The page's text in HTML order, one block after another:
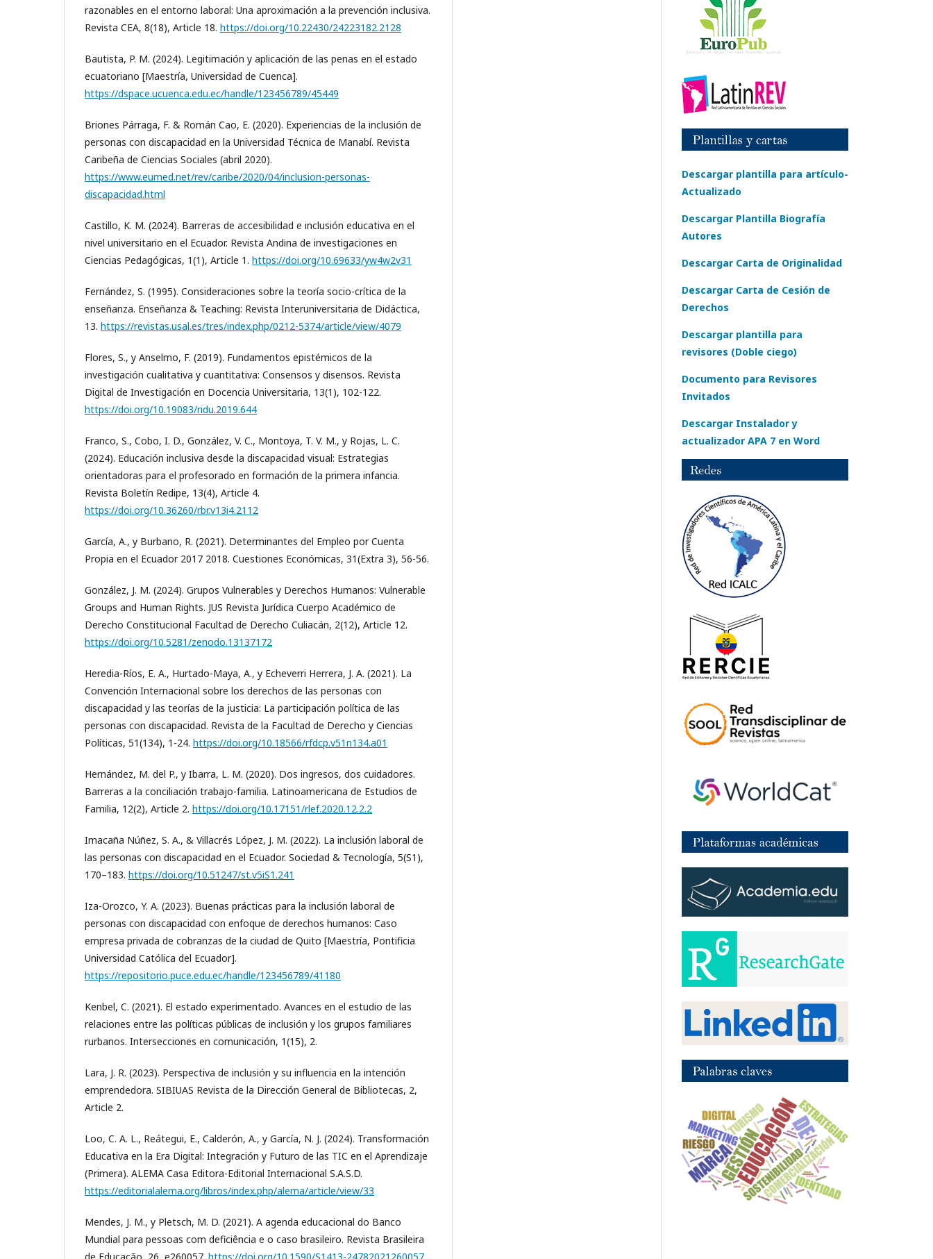
razonables en el entorno laboral: Una aproximación a la prevención inclusiva.
Revista CEA, 8(18), Article 18. https://doi.org/10.22430/24223182.2128
Bautista, P. M. (2024). Legitimación y aplicación de las penas en el estado
ecuatoriano [Maestría, Universidad de Cuenca].
https://dspace.ucuenca.edu.ec/handle/123456789/45449
Briones Párraga, F. & Román Cao, E. (2020). Experiencias de la inclusión de
personas con discapacidad en la Universidad Técnica de Manabí. Revista
Caribeña de Ciencias Sociales (abril 2020).
https://www.eumed.net/rev/caribe/2020/04/inclusion-personas-
discapacidad.html
Castillo, K. M. (2024). Barreras de accesibilidad e inclusión educativa en el
nivel universitario en el Ecuador. Revista Andina de investigaciones en
Ciencias Pedagógicas, 1(1), Article 1. https://doi.org/10.69633/yw4w2v31
Fernández, S. (1995). Consideraciones sobre la teoría socio-crítica de la
enseñanza. Enseñanza & Teaching: Revista Interuniversitaria de Didáctica,
13. https://revistas.usal.es/tres/index.php/0212-5374/article/view/4079
Flores, S., y Anselmo, F. (2019). Fundamentos epistémicos de la
investigación cualitativa y cuantitativa: Consensos y disensos. Revista
Digital de Investigación en Docencia Universitaria, 13(1), 102-122.
https://doi.org/10.19083/ridu.2019.644
Franco, S., Cobo, I. D., González, V. C., Montoya, T. V. M., y Rojas, L. C.
(2024). Educación inclusiva desde la discapacidad visual: Estrategias
orientadoras para el profesorado en formación de la primera infancia.
Revista Boletín Redipe, 13(4), Article 4.
https://doi.org/10.36260/rbr.v13i4.2112
García, A., y Burbano, R. (2021). Determinantes del Empleo por Cuenta
Propia en el Ecuador 2017 2018. Cuestiones Económicas, 31(Extra 3), 56-56.
González, J. M. (2024). Grupos Vulnerables y Derechos Humanos: Vulnerable
Groups and Human Rights. JUS Revista Jurídica Cuerpo Académico de
Derecho Constitucional Facultad de Derecho Culiacán, 2(12), Article 12.
https://doi.org/10.5281/zenodo.13137172
Heredia-Ríos, E. A., Hurtado-Maya, A., y Echeverri Herrera, J. A. (2021). La
Convención Internacional sobre los derechos de las personas con
discapacidad y las teorías de la justicia: La participación política de las
personas con discapacidad. Revista de la Facultad de Derecho y Ciencias
Políticas, 51(134), 1-24. https://doi.org/10.18566/rfdcp.v51n134.a01
Hernández, M. del P., y Ibarra, L. M. (2020). Dos ingresos, dos cuidadores.
Barreras a la conciliación trabajo-familia. Latinoamericana de Estudios de
Familia, 12(2), Article 2. https://doi.org/10.17151/rlef.2020.12.2.2
Imacaña Núñez, S. A., & Villacrés López, J. M. (2022). La inclusión laboral de
las personas con discapacidad en el Ecuador. Sociedad & Tecnología, 5(S1),
170–183. https://doi.org/10.51247/st.v5iS1.241
Iza-Orozco, Y. A. (2023). Buenas prácticas para la inclusión laboral de
personas con discapacidad con enfoque de derechos humanos: Caso
empresa privada de cobranzas de la ciudad de Quito [Maestría, Pontificia
Universidad Católica del Ecuador].
https://repositorio.puce.edu.ec/handle/123456789/41180
Kenbel, C. (2021). El estado experimentado. Avances en el estudio de las
relaciones entre las políticas públicas de inclusión y los grupos familiares
rurbanos. Intersecciones en comunicación, 1(15), 2.
Lara, J. R. (2023). Perspectiva de inclusión y su influencia en la intención
emprendedora. SIBIUAS Revista de la Dirección General de Bibliotecas, 2,
Article 2.
Loo, C. A. L., Reátegui, E., Calderón, A., y García, N. J. (2024). Transformación
Educativa en la Era Digital: Integración y Futuro de las TIC en el Aprendizaje
(Primera). ALEMA Casa Editora-Editorial Internacional S.A.S.D.
https://editorialalema.org/libros/index.php/alema/article/view/33
Mendes, J. M., y Pletsch, M. D. (2021). A agenda educacional do Banco
Mundial para pessoas com deficiência e o caso brasileiro. Revista Brasileira
de Educação, 26, e260057. https://doi.org/10.1590/S1413-24782021260057
Descargar plantilla para artículo-
Actualizado
Descargar Plantilla Biografía
Autores
Descargar Carta de Originalidad
Descargar Carta de Cesión de
Derechos
Descargar plantilla para
revisores (Doble ciego)
Documento para Revisores
Invitados
Descargar Instalador y
actualizador APA 7 en Word